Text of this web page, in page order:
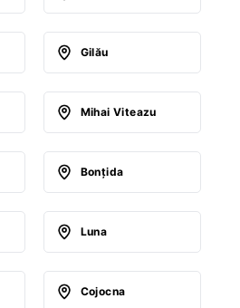
Gilău
Mihai Viteazu
Bonţida
Luna
Cojocna